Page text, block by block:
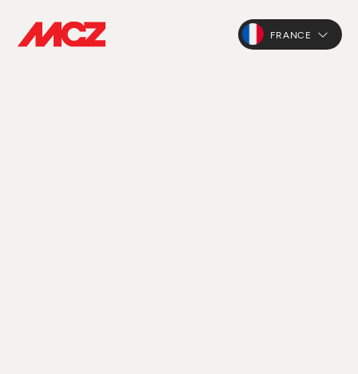
FRANCE